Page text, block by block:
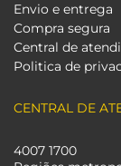
Envio e entrega
Compra segura
Central de
Politica de
CENTRAL DE
4007 1700